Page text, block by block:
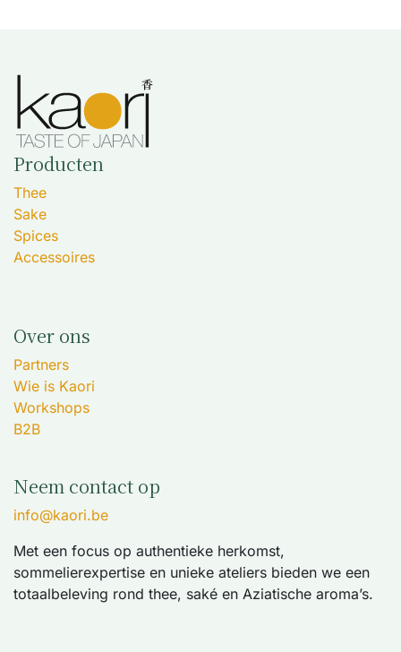
Producten
Thee
Sake
Spices
Accessoires
Over ons
Partners
Wie is Kaori
Workshops
B2B
Neem contact op
info@kaori.be
Met een focus op authentieke herkomst,
sommelierexpertise en unieke ateliers bieden we een
totaalbeleving rond thee, saké en Aziatische aroma’s.